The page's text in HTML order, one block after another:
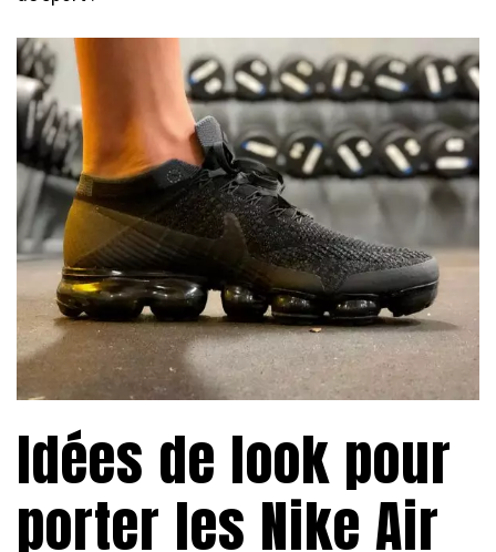
Idées de look pour
porter les Nike Air